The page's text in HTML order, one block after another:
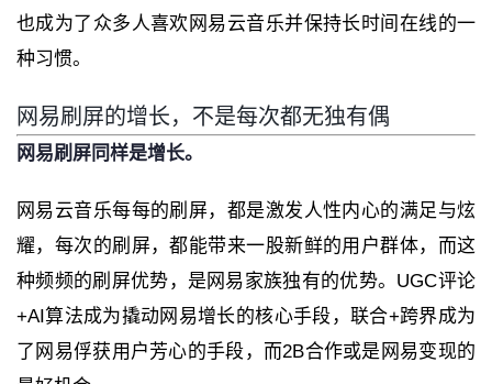
也成为了众多人喜欢网易云音乐并保持长时间在线的一
种习惯。
网易刷屏的增长，不是每次都无独有偶
网易刷屏同样是增长。
网易云音乐每每的刷屏，都是激发人性内心的满足与炫
耀，每次的刷屏，都能带来一股新鲜的用户群体，而这
种频频的刷屏优势，是网易家族独有的优势。UGC评论
+AI算法成为撬动网易增长的核心手段，联合+跨界成为
了网易俘获用户芳心的手段，而2B合作或是网易变现的